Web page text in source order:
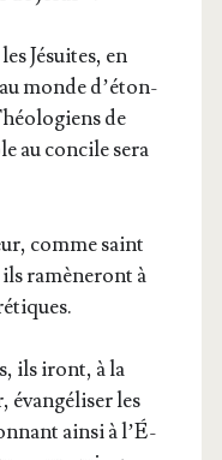
Jésuites, en
monde d’é­ton­
de
au concile sera
comme saint
ramè­ne­ront à
ils iront, à la
évan­gé­li­ser les
ain­si à l’É­